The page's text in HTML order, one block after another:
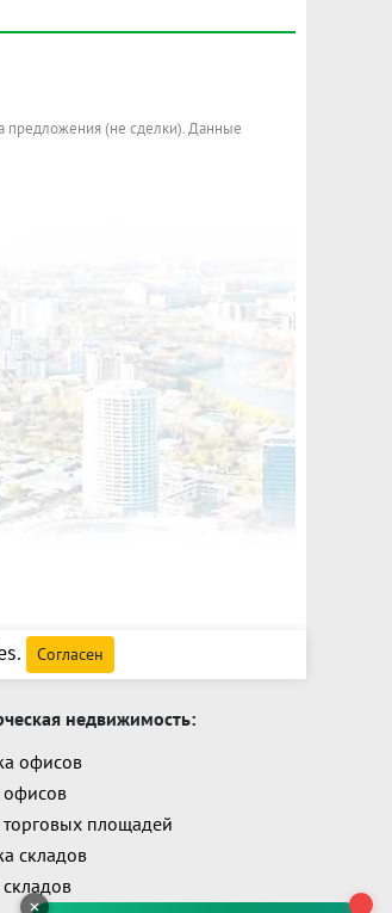
предложения (не сделки). Данные
. Согласен
недвижимость:
офисов
площадей
складов